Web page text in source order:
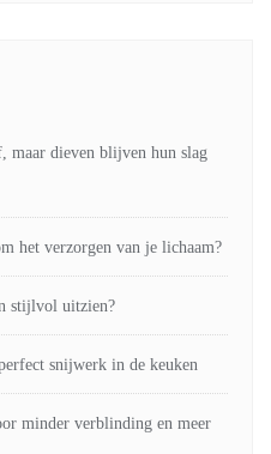
maar dieven blijven hun slag
het verzorgen van je lichaam?
stijlvol uitzien?
snijwerk in de keuken
minder verblinding en meer